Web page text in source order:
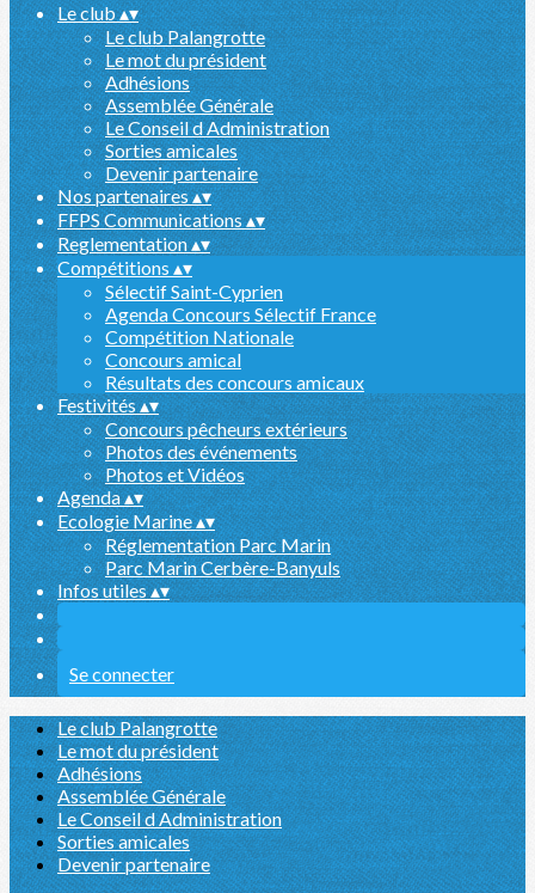
Le club▴▾
Le club Palangrotte
Le mot du président
Adhésions
Assemblée Générale
Le Conseil d Administration
Sorties amicales
Devenir partenaire
Nos partenaires▴▾
FFPS Communications▴▾
Reglementation▴▾
Compétitions ▴▾
Sélectif Saint-Cyprien
Agenda Concours Sélectif France
Compétition Nationale
Concours amical
Résultats des concours amicaux
Festivités▴▾
Concours pêcheurs extérieurs
Photos des événements
Photos et Vidéos
Agenda▴▾
Ecologie Marine▴▾
Réglementation Parc Marin
Parc Marin Cerbère-Banyuls
Infos utiles▴▾
Se connecter
Le club Palangrotte
Le mot du président
Adhésions
Assemblée Générale
Le Conseil d Administration
Sorties amicales
Devenir partenaire